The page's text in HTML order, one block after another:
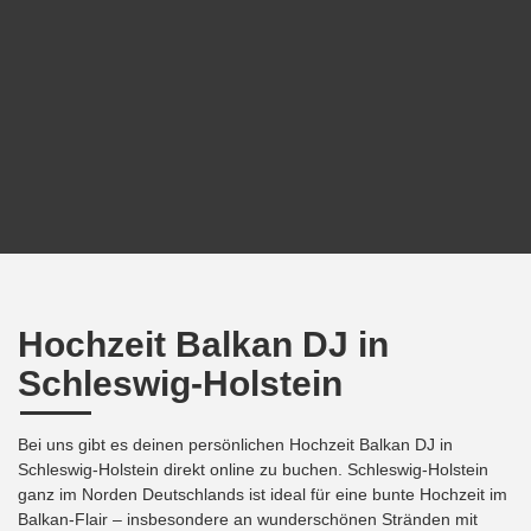
Hochzeit Balkan DJ in
Schleswig-Holstein
Bei uns gibt es deinen persönlichen Hochzeit Balkan DJ in
Schleswig-Holstein direkt online zu buchen. Schleswig-Holstein
ganz im Norden Deutschlands ist ideal für eine bunte Hochzeit im
Balkan-Flair – insbesondere an wunderschönen Stränden mit